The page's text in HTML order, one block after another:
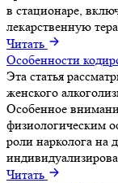
в стационаре,
лекарственную
Читать
Особенности
Эта статья
женского
Особенное
физиологическим
роли нарколога на
Читать